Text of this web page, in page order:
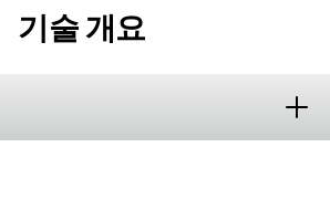
기술 개요